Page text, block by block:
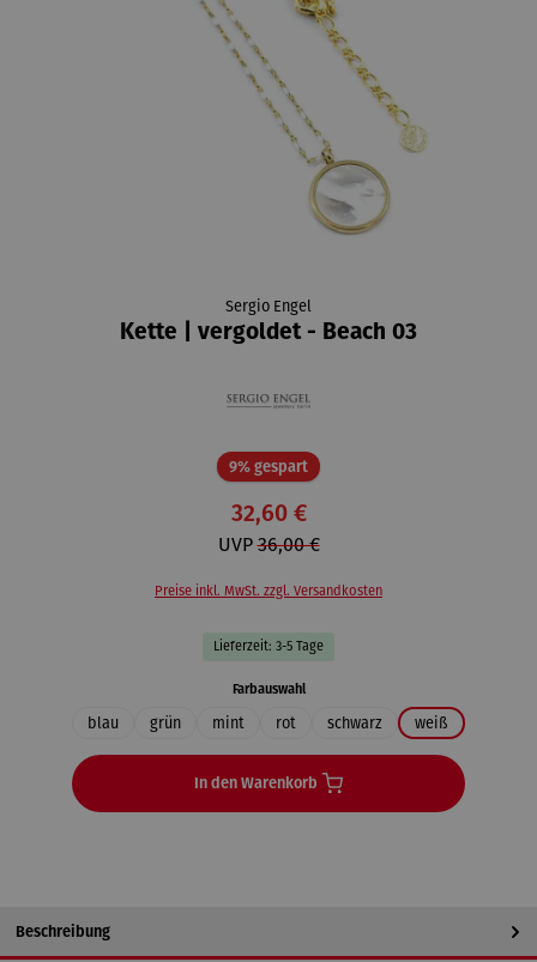
Sergio Engel
Kette | vergoldet - Beach 03
9% gespartRabatt
32,60 €
UVP36,00 €
Preise inkl. MwSt. zzgl. Versandkosten
Lieferzeit: 3-5 Tage
Farbauswahlauswählen
blau grün mint rot schwarz weiß
In den Warenkorb
Beschreibung